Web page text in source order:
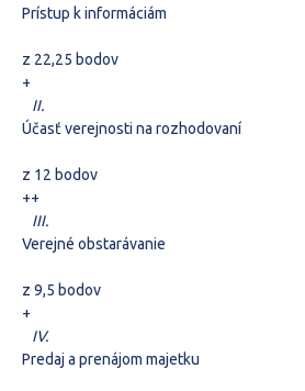
Prístup k informáciám
z 22,25 bodov
+
II.
Účasť verejnosti na rozhodovaní
z 12 bodov
++
III.
Verejné obstarávanie
z 9,5 bodov
+
IV.
Predaj a prenájom majetku